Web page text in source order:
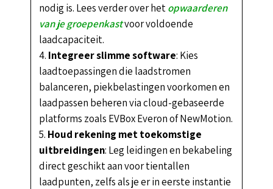
nodig is. Lees verder over hetopwaarderen
van je groepenkastvoor voldoende
laadcapaciteit.
Integreer slimme software: Kies
laadtoepassingen die laadstromen
balanceren, piekbelastingen voorkomen en
laadpassen beheren via cloud-gebaseerde
platforms zoals EVBox Everon of NewMotion.
Houd rekening met toekomstige
uitbreidingen: Leg leidingen en bekabeling
direct geschikt aan voor tientallen
laadpunten, zelfs als je er in eerste instantie